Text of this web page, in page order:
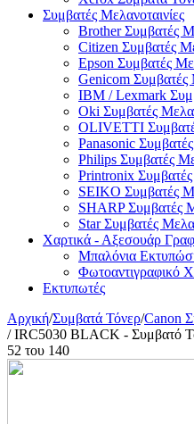
Συμβατές Μελανοταινίες
Brother Συμβατές
Citizen Συμβατές
Epson Συμβατές
Genicom Συμβατές
IBM / Lexmark
Oki Συμβατές
OLIVETTI
Panasonic
Philips Συμβατές
Printronix Συμβατές
SEIKO Συμβατές
SHARP Συμβατές
Star Συμβατές
Χαρτικά - Αξεσουάρ
Μπαλόνια
Φωτοαντιγραφικό
Εκτυπωτές
Αρχική/Συμβατά Τόνερ/Canon
/ IRC5030 BLACK - Συμβατό
52 του 140